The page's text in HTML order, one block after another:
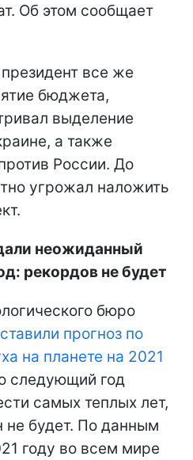
Об этом сообщает
все же
бюджета,
выделение
а также
России. До
угрожал наложить
неожиданный
рекордов не будет
бюро
прогноз по
на планете на 2021
следующий год
самых теплых лет,
не будет. По данным
году во всем мире